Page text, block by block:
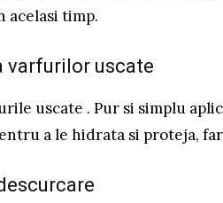
acelasi timp.
varfurilor uscate
uscate . Pur si simplu
a le hidrata si proteja,